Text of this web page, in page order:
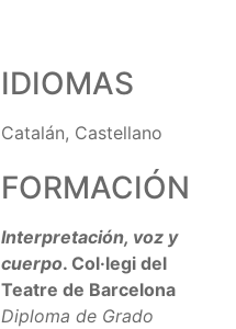
IDIOMAS
Catalán, Castellano
FORMACIÓN
Interpretación, voz y
cuerpo. Col·legi del
Teatre de Barcelona
Diploma de Grado